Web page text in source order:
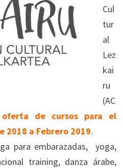
Cul
tur
al
Lez
kai
ru
(AC
oferta de cursos para el
a Febrero 2019.
para embarazadas, yoga,
training, danza árabe,